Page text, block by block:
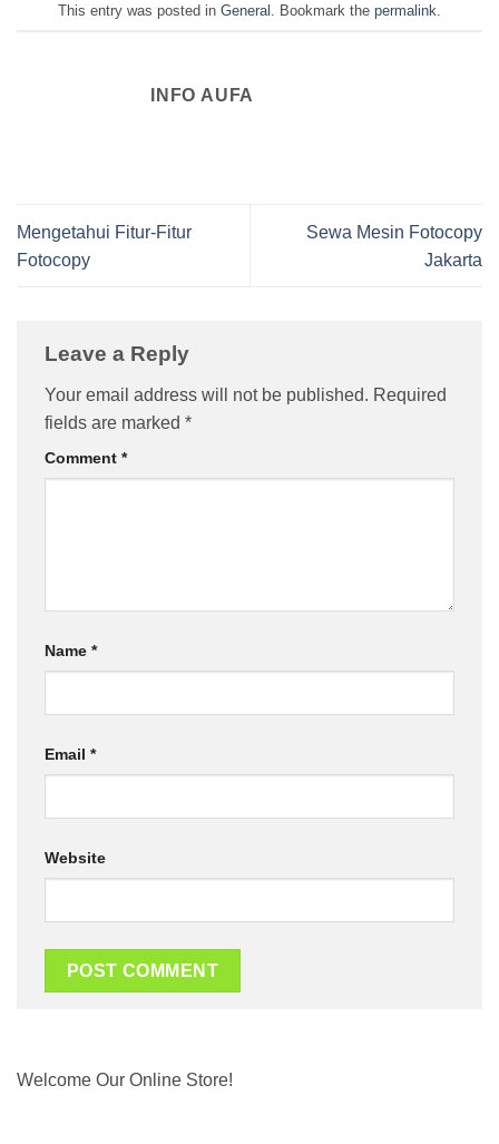
This entry was posted in General . Bookmark the permalink
INFO AUFA
Mengetahui Fitur-Fitur
Fotocopy
Sewa Mesin Fotocopy
Jakarta
Leave a Reply
Your email address will not be published. Required
fields are marked *
Comment *
Name *
Email *
Website
Welcome Our Online Store!